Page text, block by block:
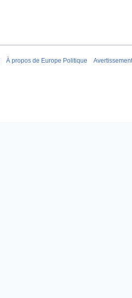
À propos de Europe Politique